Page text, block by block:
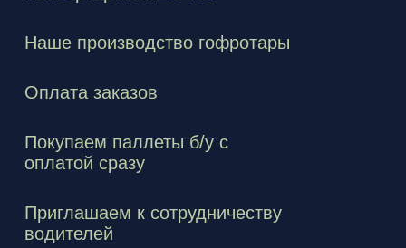
Наше производство гофротары
Оплата заказов
Покупаем паллеты б/у с
оплатой сразу
Приглашаем к сотрудничеству
водителей